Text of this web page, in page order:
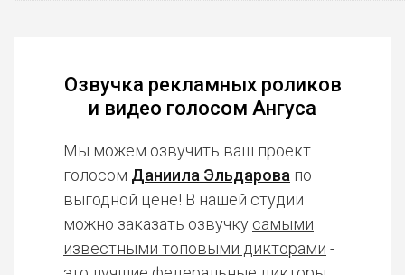
Озвучка рекламных роликов
и видео голосом Ангуса
Мы можем озвучить ваш проект
голосом Даниила Эльдарова по
выгодной цене! В нашей студии
можно заказать озвучку самыми
известными топовыми дикторами -